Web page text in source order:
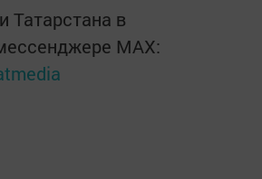
Татарстана в
MАХ: